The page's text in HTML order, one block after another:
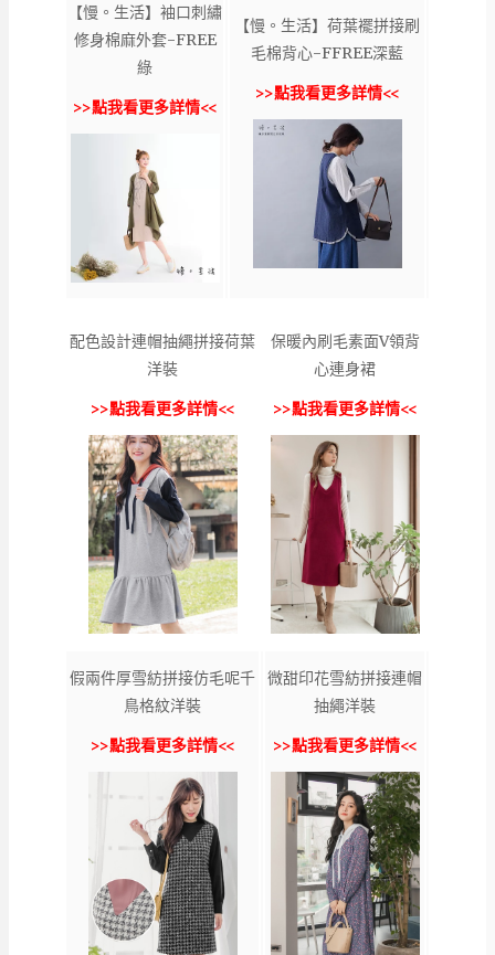
【慢。生活】袖口刺繡
修身棉麻外套-FREE
綠
>>點我看更多詳情<<
【慢。生活】荷葉襬拼接刷
毛棉背心-FFREE深藍
>>點我看更多詳情<<
配色設計連帽抽繩拼接荷葉
洋裝
>>點我看更多詳情<<
保暖內刷毛素面V領背
心連身裙
>>點我看更多詳情<<
假兩件厚雪紡拼接仿毛呢千
鳥格紋洋裝
>>點我看更多詳情<<
微甜印花雪紡拼接連帽
抽繩洋裝
>>點我看更多詳情<<